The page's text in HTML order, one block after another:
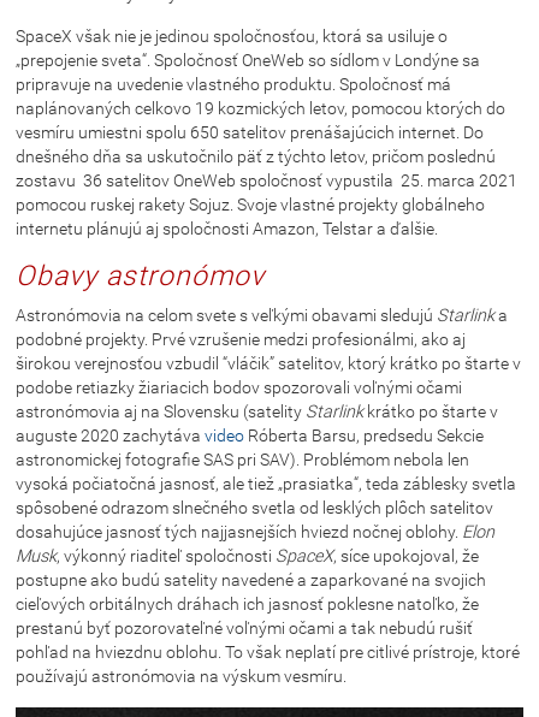
SpaceX však nie je jedinou spoločnosťou, ktorá sa usiluje o
„prepojenie sveta“. Spoločnosť OneWeb so sídlom v Londýne sa
pripravuje na uvedenie vlastného produktu. Spoločnosť má
naplánovaných celkovo 19 kozmických letov, pomocou ktorých do
vesmíru umiestni spolu 650 satelitov prenášajúcich internet. Do
dnešného dňa sa uskutočnilo päť z týchto letov, pričom poslednú
zostavu 36 satelitov OneWeb spoločnosť vypustila 25. marca 2021
pomocou ruskej rakety Sojuz. Svoje vlastné projekty globálneho
internetu plánujú aj spoločnosti Amazon, Telstar a ďalšie.
Obavy astronómov
Astronómovia na celom svete s veľkými obavami sledujú Starlinka
podobné projekty. Prvé vzrušenie medzi profesionálmi, ako aj
širokou verejnosťou vzbudil “vláčik” satelitov, ktorý krátko po štarte v
podobe retiazky žiariacich bodov spozorovali voľnými očami
astronómovia aj na Slovensku (satelity Starlinkkrátko po štarte v
auguste 2020 zachytávavideo Róberta Barsu, predsedu Sekcie
astronomickej fotografie SAS pri SAV). Problémom nebola len
vysoká počiatočná jasnosť, ale tiež „prasiatka“, teda záblesky svetla
spôsobené odrazom slnečného svetla od lesklých plôch satelitov
dosahujúce jasnosť tých najjasnejších hviezd nočnej oblohy. Elon
Musk, výkonný riaditeľ spoločnosti SpaceX, síce upokojoval, že
postupne ako budú satelity navedené a zaparkované na svojich
cieľových orbitálnych dráhach ich jasnosť poklesne natoľko, že
prestanú byť pozorovateľné voľnými očami a tak nebudú rušiť
pohľad na hviezdnu oblohu. To však neplatí pre citlivé prístroje, ktoré
používajú astronómovia na výskum vesmíru.